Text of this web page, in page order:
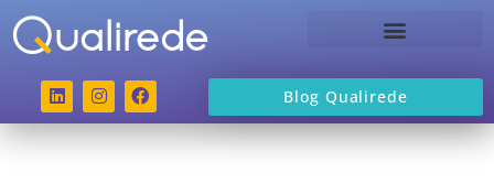
Blog Qualirede